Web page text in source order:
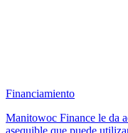
Financiamiento
Manitowoc Finance le da